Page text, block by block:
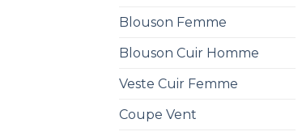
Blouson Femme
Blouson Cuir Homme
Veste Cuir Femme
Coupe Vent